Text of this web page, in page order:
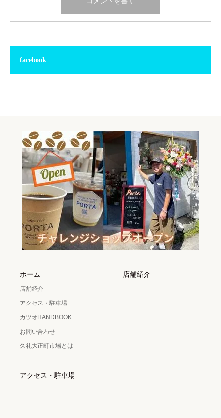
facebook
ホーム
店舗紹介
アクセス・駐車場
カツオHANDBOOK
お問い合わせ
久礼大正町市場とは
店舗紹介
アクセス・駐車場